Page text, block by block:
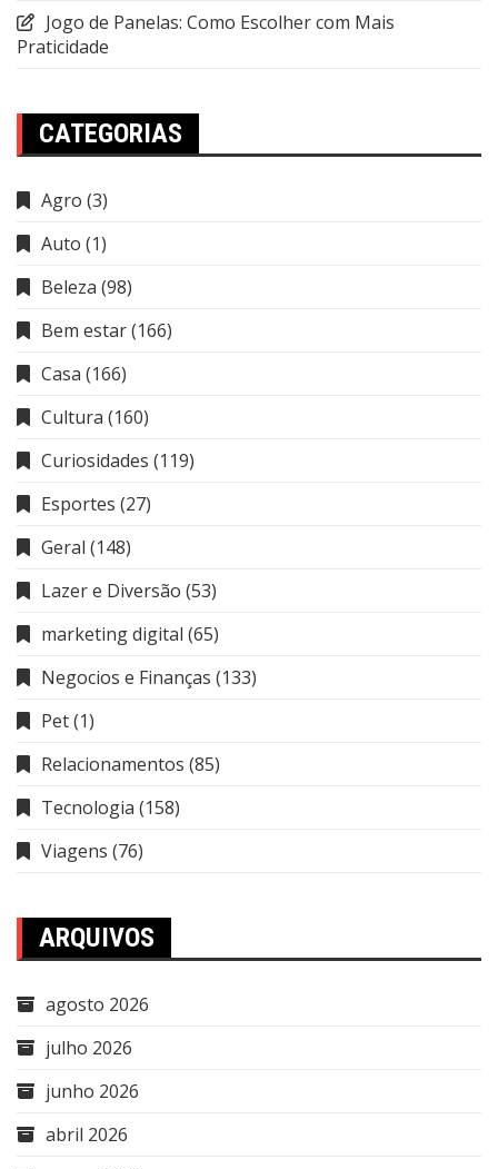
Jogo de Panelas: Como Escolher com Mais
Praticidade
CATEGORIAS
Agro (3)
Auto (1)
Beleza (98)
Bem estar(166)
Casa (166)
Cultura (160)
Curiosidades (119)
Esportes (27)
Geral (148)
Lazer e Diversão (53)
marketing digital (65)
Negocios e Finanças (133)
Pet(1)
Relacionamentos (85)
Tecnologia (158)
Viagens (76)
ARQUIVOS
agosto 2026
julho 2026
junho 2026
abril 2026